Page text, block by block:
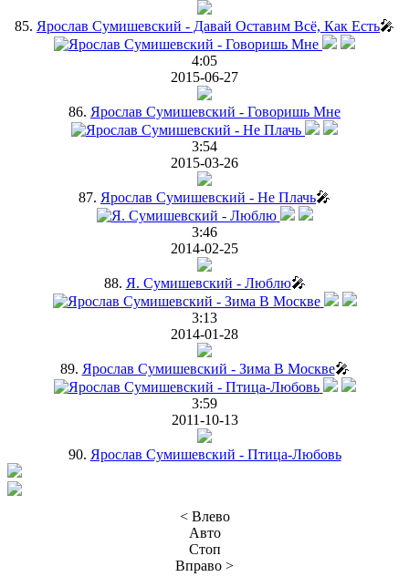
85. Ярослав Сумишевский - Давай Оставим Всё, Как Есть🎤
4:05
2015-06-27
86. Ярослав Сумишевский - Говоришь Мне
3:54
2015-03-26
87. Ярослав Сумишевский - Не Плачь🎤
3:46
2014-02-25
88. Я. Сумишевский - Люблю🎤
3:13
2014-01-28
89. Ярослав Сумишевский - Зима В Москве🎤
3:59
2011-10-13
90. Ярослав Сумишевский - Птица-Любовь
< Влево
Авто
Стоп
Вправо >